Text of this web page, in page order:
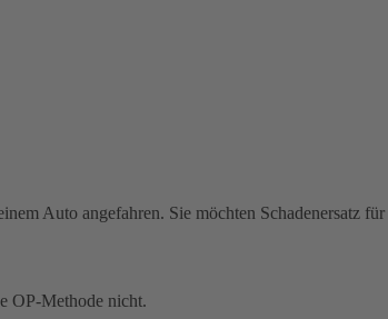
Auto angefahren. Sie möchten Schadenersatz
OP-Methode nicht.